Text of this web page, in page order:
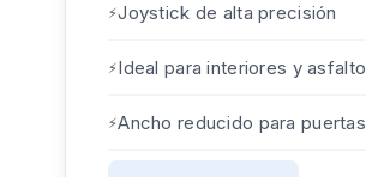
Joystick de alta precisión
Ideal para interiores y asfalto
Ancho reducido para puertas